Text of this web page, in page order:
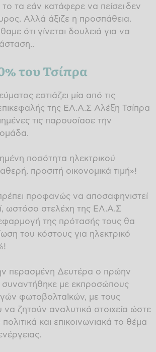
το τα εάν κατάφερε να πείσει δεν
Αλλά άξιζε η προσπάθεια.
ότι γίνεται δουλειά για να
του Τσίπρα
εστιάζει μία από τις
της ΕΛ.Α.Σ Αλέξη Τσίπρα
τις παρουσίασε την
ποσότητα ηλεκτρικού
προσιτή οικονομικά τιμή»!
προφανώς να αποσαφηνιστεί
ωστόσο στελέχη της ΕΛ.Α.Σ
της πρότασής τους θα
του κόστους για ηλεκτρικό
περασμένη Δευτέρα ο πρώην
με εκπροσώπους
φωτοβολταϊκών, με τους
να ζητούν αναλυτικά στοιχεία ώστε
και επικοινωνιακά το θέμα